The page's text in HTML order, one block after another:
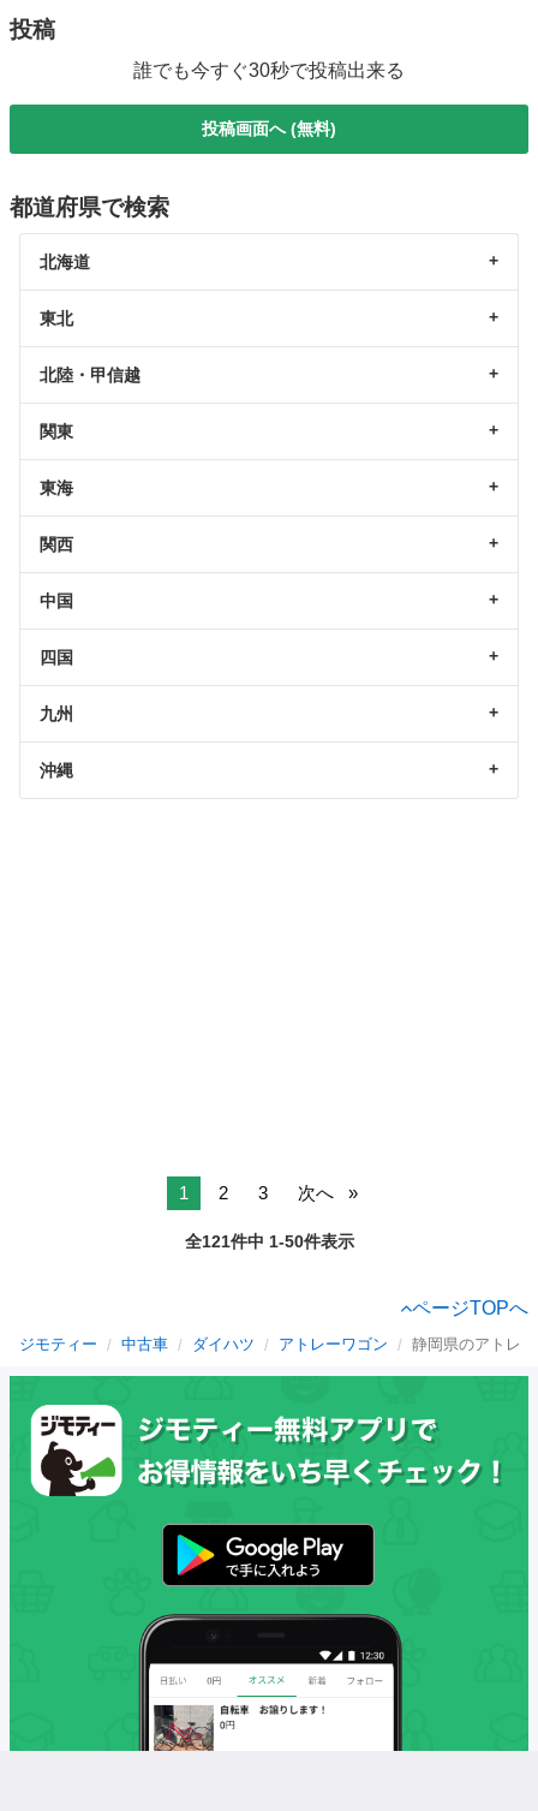
投稿
誰でも今すぐ30秒で投稿出来る
投稿画面へ (無料)
都道府県で検索
北海道
東北
北陸・甲信越
関東
東海
関西
中国
四国
九州
沖縄
1 2 3 次へ
全121件中 1-50件表示
ページTOPへ
ジモティー 中古車 ダイハツ アトレーワゴン 静岡県のアトレ